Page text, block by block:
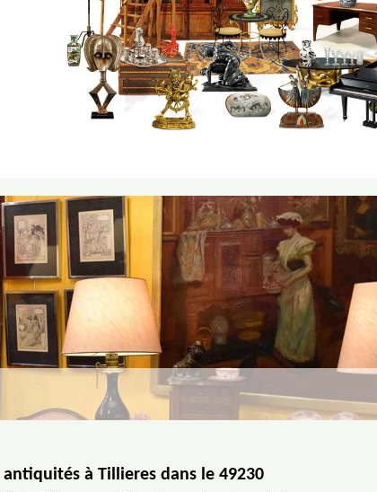
à Tillieres dans le 49230